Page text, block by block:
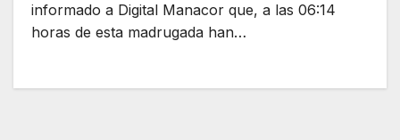
informado a Digital Manacor que, a las 06:14
horas de esta madrugada han…